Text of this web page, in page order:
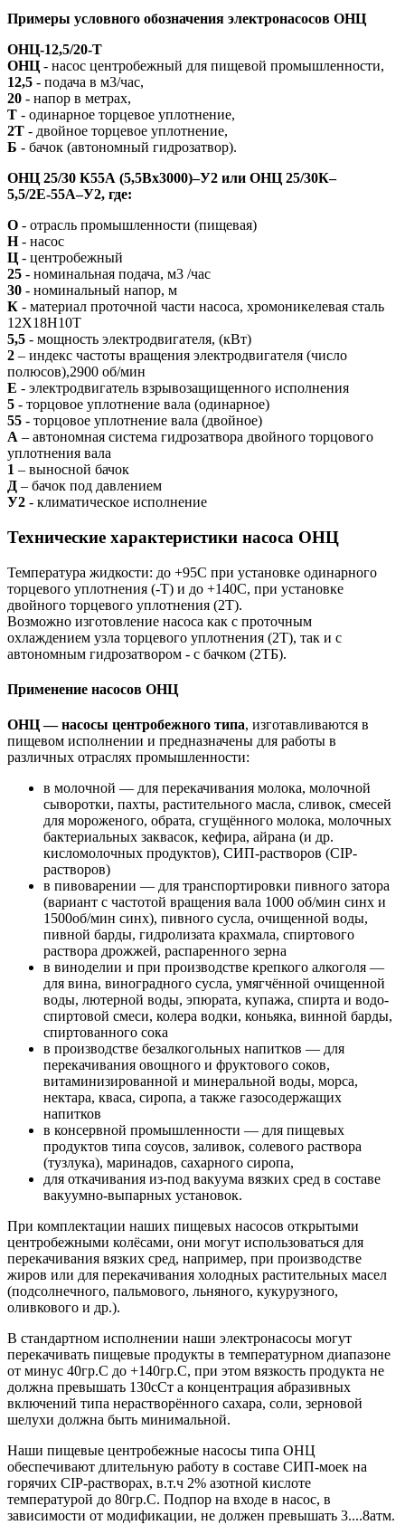
Примеры условного обозначения электронасосов ОНЦ
ОНЦ-12,5/20-Т
ОНЦ - насос центробежный для пищевой промышленности,
12,5 - подача в м3/час,
20 - напор в метрах,
Т - одинарное торцевое уплотнение,
2Т - двойное торцевое уплотнение,
Б - бачок (автономный гидрозатвор).
ОНЦ 25/30 К55А (5,5Вх3000)–У2 или ОНЦ 25/30К–
5,5/2Е-55А–У2, где:
О - отрасль промышленности (пищевая)
Н- насос
Ц - центробежный
25 - номинальная подача, м3 /час
30 - номинальный напор, м
К - материал проточной части насоса, хромоникелевая сталь
12Х18Н10Т
5,5 - мощность электродвигателя, (кВт)
2 – индекс частоты вращения электродвигателя (число
полюсов),2900 об/мин
Е - электродвигатель взрывозащищенного исполнения
5 - торцовое уплотнение вала (одинарное)
55 - торцовое уплотнение вала (двойное)
А – автономная система гидрозатвора двойного торцового
уплотнения вала
1 – выносной бачок
Д – бачок под давлением
У2 - климатическое исполнение
Технические характеристики насоса ОНЦ
Температура жидкости: до +95С при установке одинарного
торцевого уплотнения (-Т) и до +140С, при установке
двойного торцевого уплотнения (2Т).
Возможно изготовление насоса как с проточным
охлаждением узла торцевого уплотнения (2Т), так и с
автономным гидрозатвором - с бачком (2ТБ).
Применение насосов ОНЦ
ОНЦ — насосы центробежного типа, изготавливаются в
пищевом исполнении и предназначены для работы в
различных отраслях промышленности:
в молочной — для перекачивания молока, молочной
сыворотки, пахты, растительного масла, сливок, смесей
для мороженого, обрата, сгущённого молока, молочных
бактериальных заквасок, кефира, айрана (и др.
кисломолочных продуктов), СИП-растворов (CIP-
растворов)
в пивоварении — для транспортировки пивного затора
(вариант с частотой вращения вала 1000 об/мин синх и
1500об/мин синх), пивного сусла, очищенной воды,
пивной барды, гидролизата крахмала, спиртового
раствора дрожжей, распаренного зерна
в виноделии и при производстве крепкого алкоголя —
для вина, виноградного сусла, умягчённой очищенной
воды, лютерной воды, эпюрата, купажа, спирта и водо-
спиртовой смеси, колера водки, коньяка, винной барды,
спиртованного сока
в производстве безалкогольных напитков — для
перекачивания овощного и фруктового соков,
витаминизированной и минеральной воды, морса,
нектара, кваса, сиропа, а также газосодержащих
напитков
в консервной промышленности — для пищевых
продуктов типа соусов, заливок, солевого раствора
(тузлука), маринадов, сахарного сиропа,
для откачивания из-под вакуума вязких сред в составе
вакуумно-выпарных установок.
При комплектации наших пищевых насосов открытыми
центробежными колёсами, они могут использоваться для
перекачивания вязких сред, например, при производстве
жиров или для перекачивания холодных растительных масел
(подсолнечного, пальмового, льняного, кукурузного,
оливкового и др.).
В стандартном исполнении наши электронасосы могут
перекачивать пищевые продукты в температурном диапазоне
от минус 40гр.С до +140гр.С, при этом вязкость продукта не
должна превышать 130сСт а концентрация абразивных
включений типа нерастворённого сахара, соли, зерновой
шелухи должна быть минимальной.
Наши пищевые центробежные насосы типа ОНЦ
обеспечивают длительную работу в составе СИП-моек на
горячих CIP-растворах, в.т.ч 2% азотной кислоте
температурой до 80гр.С. Подпор на входе в насос, в
зависимости от модификации, не должен превышать 3....8атм.